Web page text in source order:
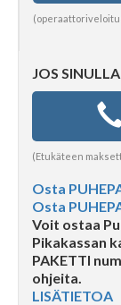
JOS
(Etukäteen
Osta
Osta
Voit ostaa
Pikakassan
PAKETTI
ohjeita.
LISÄTIETOA